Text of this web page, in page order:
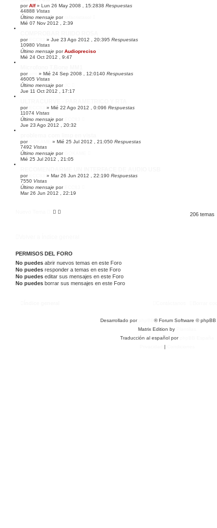
porAlf» Lun 26 May 2008 , 15:2838 Respuestas
44888 Vistas
Último mensaje por
Mié 07 Nov 2012 , 2:39
por » Jue 23 Ago 2012 , 20:395 Respuestas
10980 Vistas
Último mensaje porAudiopreciso
Mié 24 Oct 2012 , 9:47
por » Mié 24 Sep 2008 , 12:0140 Respuestas
46005 Vistas
Último mensaje por
Jue 11 Oct 2012 , 17:17
por » Mié 22 Ago 2012 , 0:096 Respuestas
11074 Vistas
Último mensaje por
Jue 23 Ago 2012 , 20:32
por » Mié 25 Jul 2012 , 21:050 Respuestas
7492 Vistas
Último mensaje por
Mié 25 Jul 2012 , 21:05
por » Mar 26 Jun 2012 , 22:190 Respuestas
7550 Vistas
Último mensaje por
Mar 26 Jun 2012 , 22:19
206 temas
PERMISOS DEL FORO
No puedes abrir nuevos temas en este Foro
No puedes responder a temas en este Foro
No puedes editar sus mensajes en este Foro
No puedes borrar sus mensajes en este Foro
Desarrollado por
® Forum Software © phpBB
Matrix Edition by
Traducción al español por
|